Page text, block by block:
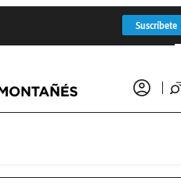
Suscríbete